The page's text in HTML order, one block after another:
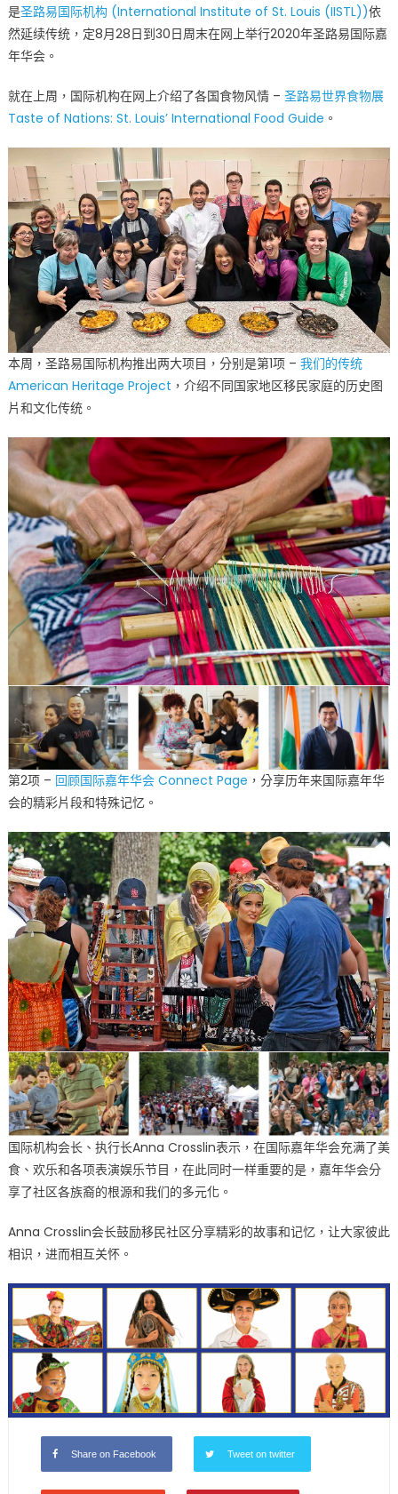
易
国
年
华
举
行〉
中
是圣路易国际机构 (International Institute of St. Louis (IISTL))依
然延续传统，定8月28日到30日周末在网上举行2020年圣路易国际嘉
年华会。
就在上周，国际机构在网上介绍了各国食物风情 – 圣路易世界食物展
Taste of Nations: St. Louis’ International Food Guide 。
本周，圣路易国际机构推出两大项目，分别是第1项 – 我们的传统
American Heritage Project ，介绍不同国家地区移民家庭的历史图
片和文化传统。
第2项 – 回顾国际嘉年华会 Connect Page ，分享历年来国际嘉年华
会的精彩片段和特殊记忆。
国际机构会长、执行长Anna Crosslin表示，在国际嘉年华会充满了美
食、欢乐和各项表演娱乐节目，在此同时一样重要的是，嘉年华会分
享了社区各族裔的根源和我们的多元化。
Anna Crosslin会长鼓励移民社区分享精彩的故事和记忆，让大家彼此
相识，进而相互关怀。
Share on Facebook Tweet on twitter